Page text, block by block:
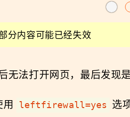
分内容可能已经失效
无法打开网页，最后发现
leftfirewall=yes
选